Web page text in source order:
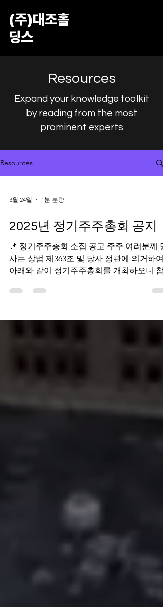
​(주)대조홀
딩스
Resources
Expand your knowledge toolkit
by reading from the most
prominent experts
Resources
3월 24일 1분 분량
2025년 정기주주총회 공지
📌 정기주주총회 소집 공고 주주 여러분께 당
사는 상법 제363조 및 당사 정관에 의거하여
아래와 같이 정기주주총회를 개최하오니 참
일 (수요일) 13시 00분 2. 장소 인천광역시 중
하늘별빛로 111, 105동 당사 본점 회의실 3.
의 목적사항 가. 보고사항 영업보고 감사보고
일 ~ 2025년 12월 31일) 재무제표(재무상태
승인 (필요 시) 기타 안건 (필요 시) 4. 주주총
참석 시: 위임장, 대리인의 신분증 2026년 3월
24일 주식회사 대조홀딩스 대표이사 조이준